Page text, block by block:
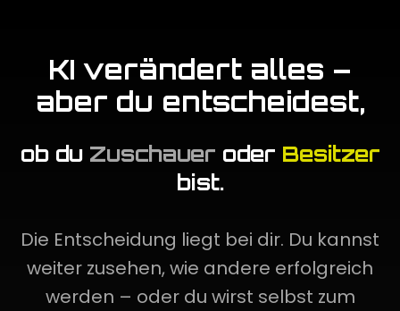
KI verändert alles –
aber du entscheidest,
ob du Zuschauer oder Besitzer
bist.
Die Entscheidung liegt bei dir. Du kannst
weiter zusehen, wie andere erfolgreich
werden – oder du wirst selbst zum